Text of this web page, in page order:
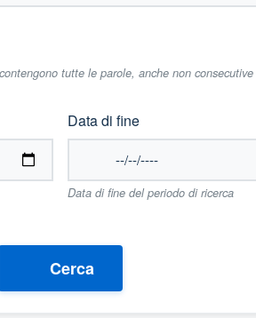
tutte le parole, anche non consecutive
Data di fine
Data di fine del periodo di ricerca
Cerca